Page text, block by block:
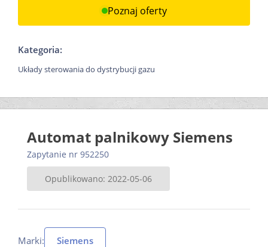
Poznaj oferty
Kategoria:
Układy sterowania do dystrybucji gazu
Automat palnikowy Siemens
Zapytanie nr 952250
Opublikowano: 2022-05-06
Marki: Siemens